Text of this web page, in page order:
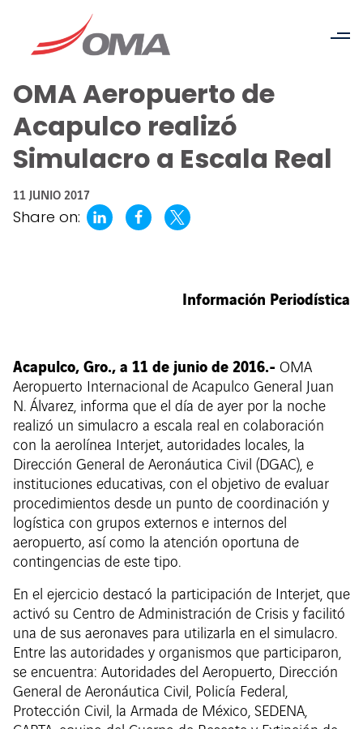
OMA Aeropuerto de
Acapulco realizó
Simulacro a Escala Real
11 JUNIO 2017
Share on:
Información Periodística
Acapulco, Gro., a 11 de junio de 2016.- OMA
Aeropuerto Internacional de Acapulco General Juan
N. Álvarez, informa que el día de ayer por la noche
realizó un simulacro a escala real en colaboración
con la aerolínea Interjet, autoridades locales, la
Dirección General de Aeronáutica Civil (DGAC), e
instituciones educativas, con el objetivo de evaluar
procedimientos desde un punto de coordinación y
logística con grupos externos e internos del
aeropuerto, así como la atención oportuna de
contingencias de este tipo.
En el ejercicio destacó la participación de Interjet, que
activó su Centro de Administración de Crisis y facilitó
una de sus aeronaves para utilizarla en el simulacro.
Entre las autoridades y organismos que participaron,
se encuentra: Autoridades del Aeropuerto, Dirección
General de Aeronáutica Civil, Policía Federal,
Protección Civil, la Armada de México, SEDENA,